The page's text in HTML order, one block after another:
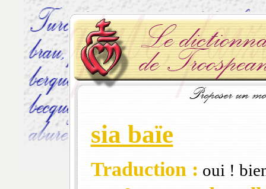
sia baïe
Traduction : oui !